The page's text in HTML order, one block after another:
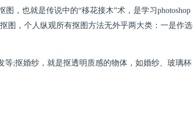
，也就是传说中的“移花接木”术，是学习photoshop
图，个人纵观所有抠图方法无外乎两大类：一是作选
;抠婚纱，就是抠透明质感的物体，如婚纱、玻璃杯